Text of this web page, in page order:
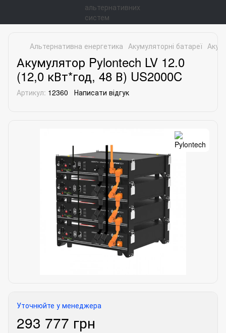
Альтернативна енергетика Акумуляторні батареї
Акумулятор Pylontech LV 12.0
(12,0 кВт*год, 48 В) US2000C
Артикул: 12360 Написати відгук
Уточнюйте у менеджера
293 777 грн